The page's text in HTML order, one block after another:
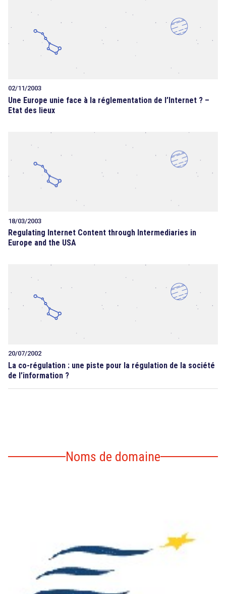
02/11/2003
Une Europe unie face à la réglementation de l’Internet ? –
Etat des lieux
18/03/2003
Regulating Internet Content through Intermediaries in
Europe and the USA
20/07/2002
La co-régulation : une piste pour la régulation de la société
de l’information ?
Noms de domaine
search